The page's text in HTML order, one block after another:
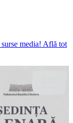
media! Află tot